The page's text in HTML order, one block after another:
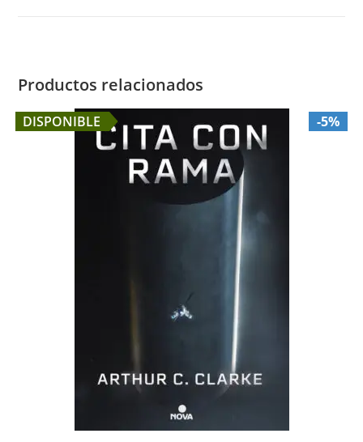
Productos relacionados
DISPONIBLE -5%